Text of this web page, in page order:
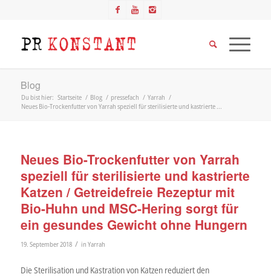
Blog
Du bist hier: Startseite / Blog / pressefach / Yarrah /
Neues Bio-Trockenfutter von Yarrah speziell für sterilisierte und kastrierte ...
Neues Bio-Trockenfutter von Yarrah
speziell für sterilisierte und kastrierte
Katzen / Getreidefreie Rezeptur mit
Bio-Huhn und MSC-Hering sorgt für
ein gesundes Gewicht ohne Hungern
19. September 2018 / in Yarrah
Die Sterilisation und Kastration von Katzen reduziert den